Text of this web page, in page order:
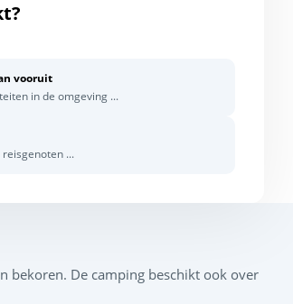
contributors, Points © 2012 LINZ
vooruit
in de omgeving ...
...
bekoren. De camping beschikt ook over